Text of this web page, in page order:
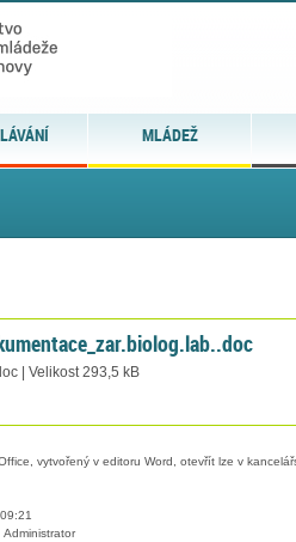
MLÁDEŽ
| Velikost 293,5 kB
vytvořený v editoru Word, otevřít lze v